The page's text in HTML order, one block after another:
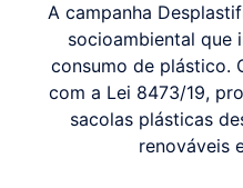
A campanha
socioambiental que
consumo de plástico.
com a Lei 8473/19,
sacolas plásticas
renováveis